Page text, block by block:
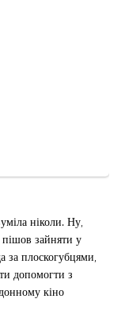
ніколи. Ну,
пішов зайняти у
за плоскогубцями,
допомогти з
кіно